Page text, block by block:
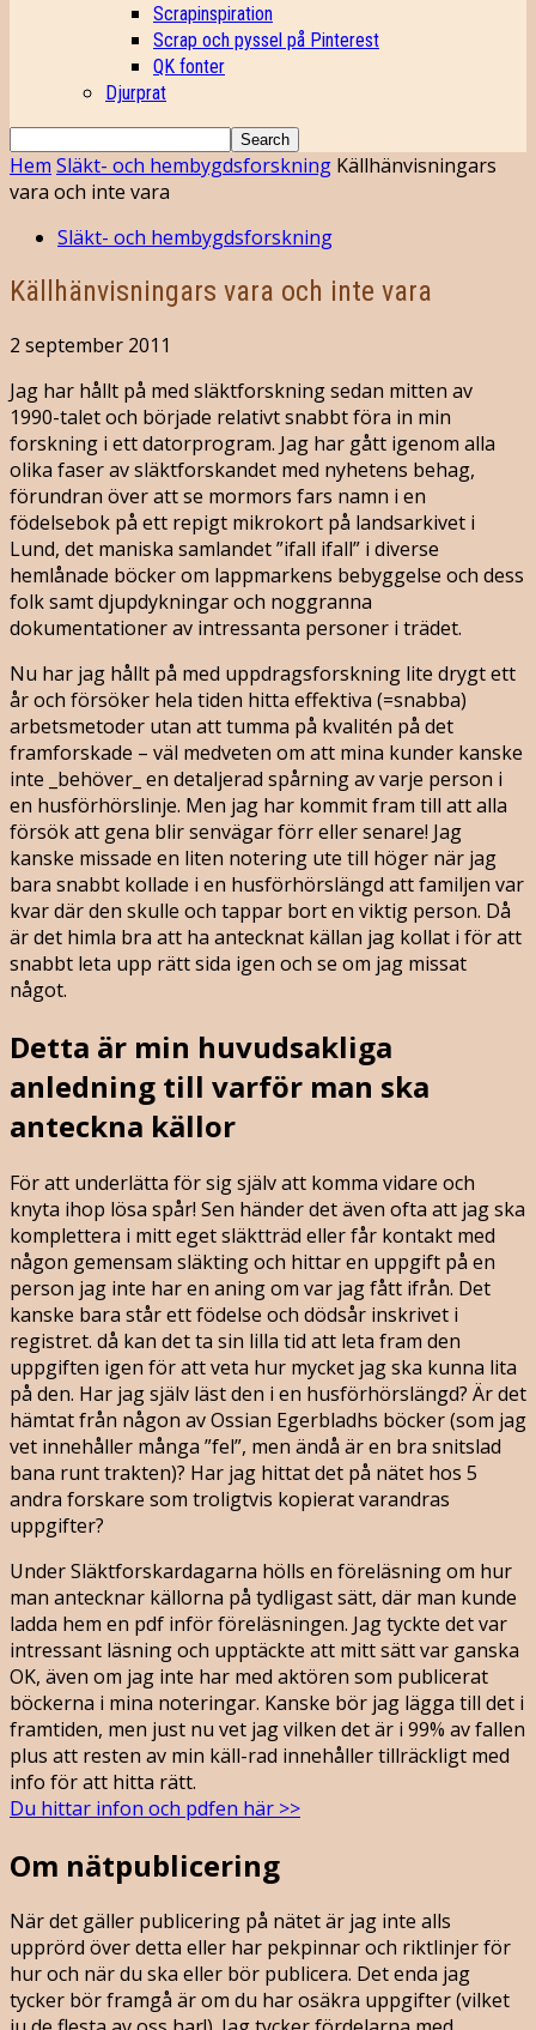
Scrapinspiration
Scrap och pyssel på Pinterest
QK fonter
Djurprat
Hem Släkt- och hembygdsforskning Källhänvisningars
vara och inte vara
Släkt- och hembygdsforskning
Källhänvisningars vara och inte vara
2 september 2011
Jag har hållt på med släktforskning sedan mitten av
1990-talet och började relativt snabbt föra in min
forskning i ett datorprogram. Jag har gått igenom alla
olika faser av släktforskandet med nyhetens behag,
förundran över att se mormors fars namn i en
födelsebok på ett repigt mikrokort på landsarkivet i
Lund, det maniska samlandet ”ifall ifall” i diverse
hemlånade böcker om lappmarkens bebyggelse och dess
folk samt djupdykningar och noggranna
dokumentationer av intressanta personer i trädet.
Nu har jag hållt på med uppdragsforskning lite drygt ett
år och försöker hela tiden hitta effektiva (=snabba)
arbetsmetoder utan att tumma på kvalitén på det
framforskade – väl medveten om att mina kunder kanske
inte _behöver_ en detaljerad spårning av varje person i
en husförhörslinje. Men jag har kommit fram till att alla
försök att gena blir senvägar förr eller senare! Jag
kanske missade en liten notering ute till höger när jag
bara snabbt kollade i en husförhörslängd att familjen var
kvar där den skulle och tappar bort en viktig person. Då
är det himla bra att ha antecknat källan jag kollat i för att
snabbt leta upp rätt sida igen och se om jag missat
något.
Detta är min huvudsakliga
anledning till varför man ska
anteckna källor
För att underlätta för sig själv att komma vidare och
knyta ihop lösa spår! Sen händer det även ofta att jag ska
komplettera i mitt eget släktträd eller får kontakt med
någon gemensam släkting och hittar en uppgift på en
person jag inte har en aning om var jag fått ifrån. Det
kanske bara står ett födelse och dödsår inskrivet i
registret. då kan det ta sin lilla tid att leta fram den
uppgiften igen för att veta hur mycket jag ska kunna lita
på den. Har jag själv läst den i en husförhörslängd? Är det
hämtat från någon av Ossian Egerbladhs böcker (som jag
vet innehåller många ”fel”, men ändå är en bra snitslad
bana runt trakten)? Har jag hittat det på nätet hos 5
andra forskare som troligtvis kopierat varandras
uppgifter?
Under Släktforskardagarna hölls en föreläsning om hur
man antecknar källorna på tydligast sätt, där man kunde
ladda hem en pdf inför föreläsningen. Jag tyckte det var
intressant läsning och upptäckte att mitt sätt var ganska
OK, även om jag inte har med aktören som publicerat
böckerna i mina noteringar. Kanske bör jag lägga till det i
framtiden, men just nu vet jag vilken det är i 99% av fallen
plus att resten av min käll-rad innehåller tillräckligt med
info för att hitta rätt.
Du hittar infon och pdfen här >>
Om nätpublicering
När det gäller publicering på nätet är jag inte alls
upprörd över detta eller har pekpinnar och riktlinjer för
hur och när du ska eller bör publicera. Det enda jag
tycker bör framgå är om du har osäkra uppgifter (vilket